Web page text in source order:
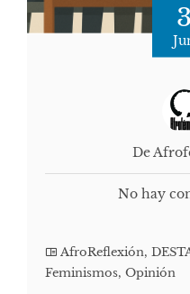
3
De
No hay
AfroReflexión,
Feminismos, Opinión